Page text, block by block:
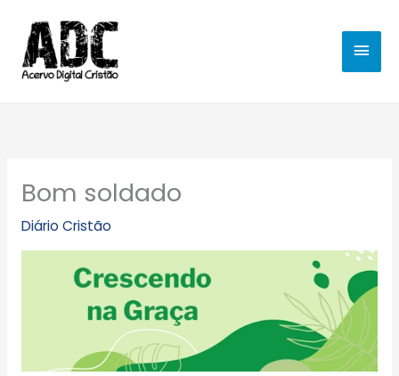
para
conteúdo
Bom soldado
Diário Cristão